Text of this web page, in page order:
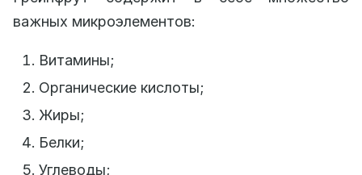
важных микроэлементов:
Витамины;
Органические кислоты;
Жиры;
Белки;
Углеводы;